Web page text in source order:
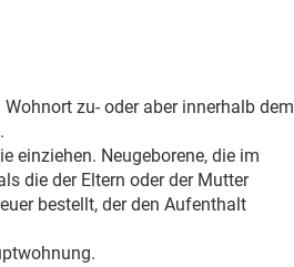
zu- oder aber innerhalb dem
einziehen. Neugeborene, die im
die der Eltern oder der Mutter
bestellt, der den Aufenthalt